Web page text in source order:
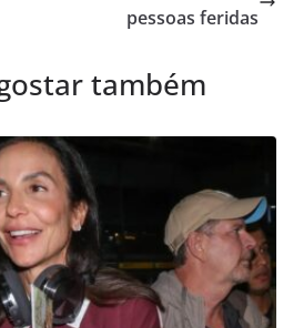
pessoas feridas
também